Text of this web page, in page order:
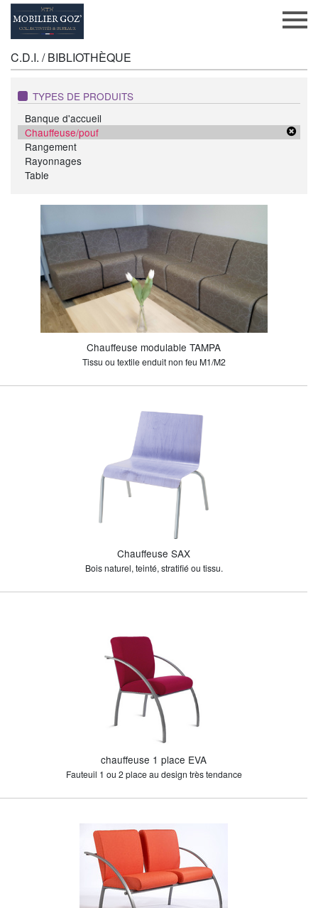
C.D.I. / BIBLIOTHÈQUE
TYPES DE PRODUITS
Banque d'accueil
Chauffeuse/pouf
Rangement
Rayonnages
Table
Chauffeuse modulable TAMPA
Tissu ou textile enduit non feu M1/M2
Chauffeuse SAX
Bois naturel, teinté, stratifié ou tissu.
chauffeuse 1 place EVA
Fauteuil 1 ou 2 place au design très tendance